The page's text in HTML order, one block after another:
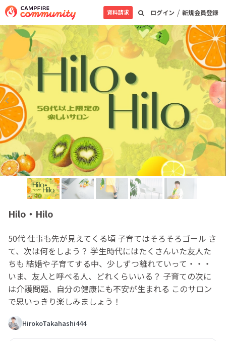
ログイン / 新規会員登録
資料請求
Hilo・Hilo
50代 仕事も先が見えてくる頃 子育てはそろそろゴール さ
て、次は何をしよう？ 学生時代にはたくさんいた友人た
ちも 結婚や子育てする中、少しずつ離れていって・・・
いま、友人と呼べる人、どれくらいいる？ 子育ての次に
は介護問題、自分の健康にも不安が生まれる このサロン
で思いっきり楽しみましょう！
HirokoTakahashi444